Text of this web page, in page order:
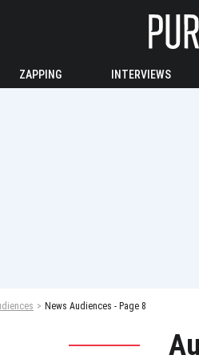
ZAPPING INTERVIEWS
News Audiences - Page 8